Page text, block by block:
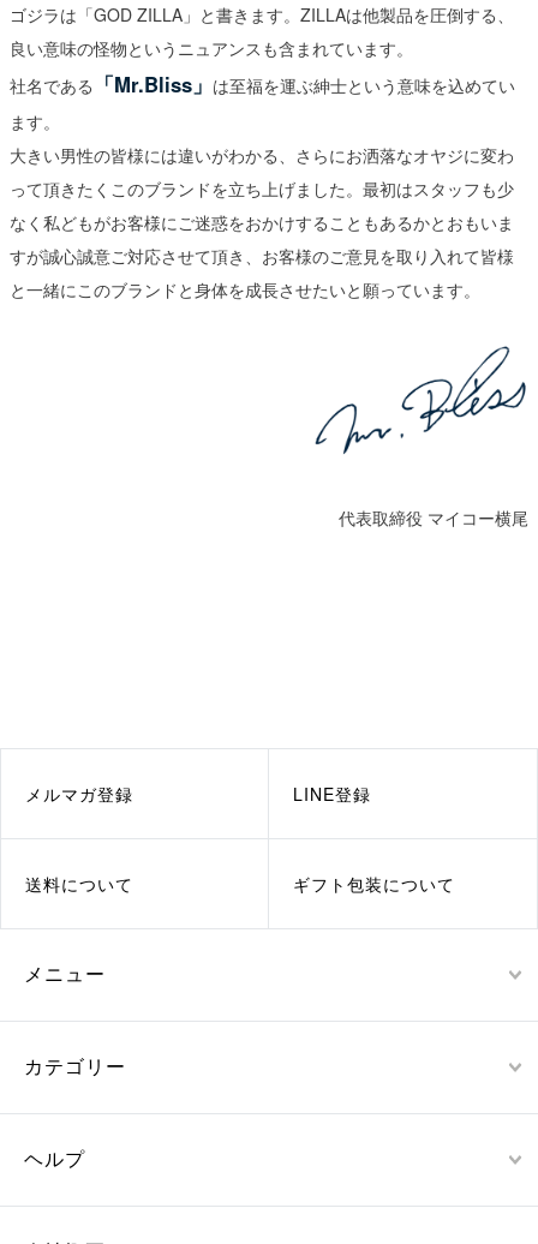
ゴジラは「GOD ZILLA」と書きます。ZILLAは他製品を圧倒する、
良い意味の怪物というニュアンスも含まれています。
社名である 「Mr.Bliss」 は至福を運ぶ紳士という意味を込めてい
ます。
大きい男性の皆様には違いがわかる、さらにお洒落なオヤジに変わ
って頂きたくこのブランドを立ち上げました。最初はスタッフも少
なく私どもがお客様にご迷惑をおかけすることもあるかとおもいま
すが誠心誠意ご対応させて頂き、お客様のご意見を取り入れて皆様
と一緒にこのブランドと身体を成長させたいと願っています。
代表取締役 マイコー横尾
メルマガ登録 LINE登録
送料について ギフト包装について
メニュー
カテゴリー
ヘルプ